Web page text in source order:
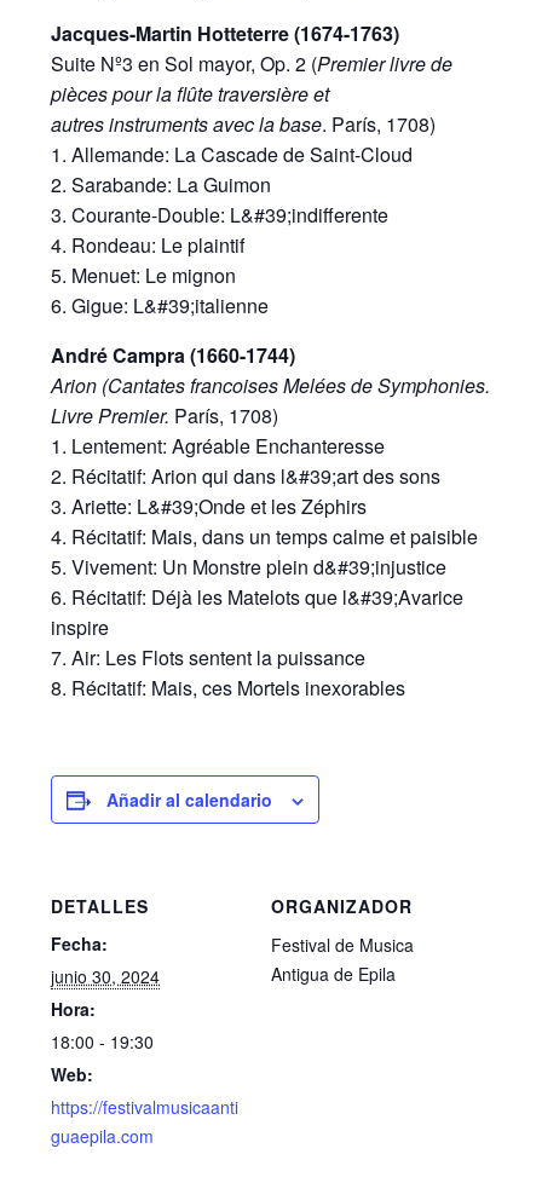
Jacques-Martin Hotteterre (1674-1763)
Suite Nº3 en Sol mayor, Op. 2 (Premier livre de
pièces pour la flûte traversière et
autres instruments avec la base. París, 1708)
1. Allemande: La Cascade de Saint-Cloud
2. Sarabande: La Guimon
3. Courante-Double: L&#39;indifferente
4. Rondeau: Le plaintif
5. Menuet: Le mignon
6. Gigue: L&#39;italienne
André Campra (1660-1744)
Arion (Cantates francoises Melées de Symphonies.
Livre Premier. París, 1708)
1. Lentement: Agréable Enchanteresse
2. Récitatif: Arion qui dans l&#39;art des sons
3. Ariette: L&#39;Onde et les Zéphirs
4. Récitatif: Mais, dans un temps calme et paisible
5. Vivement: Un Monstre plein d&#39;injustice
6. Récitatif: Déjà les Matelots que l&#39;Avarice
inspire
7. Air: Les Flots sentent la puissance
8. Récitatif: Mais, ces Mortels inexorables
Añadir al calendario
DETALLES
Fecha:
junio 30, 2024
Hora:
18:00 - 19:30
Web:
https://festivalmusicaanti
guaepila.com
ORGANIZADOR
Festival de Musica
Antigua de Epila